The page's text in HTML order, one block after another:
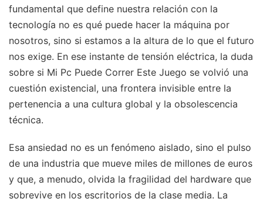
fundamental que define nuestra relación con la
tecnología no es qué puede hacer la máquina por
nosotros, sino si estamos a la altura de lo que el futuro
nos exige. En ese instante de tensión eléctrica, la duda
sobre si Mi Pc Puede Correr Este Juego se volvió una
cuestión existencial, una frontera invisible entre la
pertenencia a una cultura global y la obsolescencia
técnica.
Esa ansiedad no es un fenómeno aislado, sino el pulso
de una industria que mueve miles de millones de euros
y que, a menudo, olvida la fragilidad del hardware que
sobrevive en los escritorios de la clase media. La